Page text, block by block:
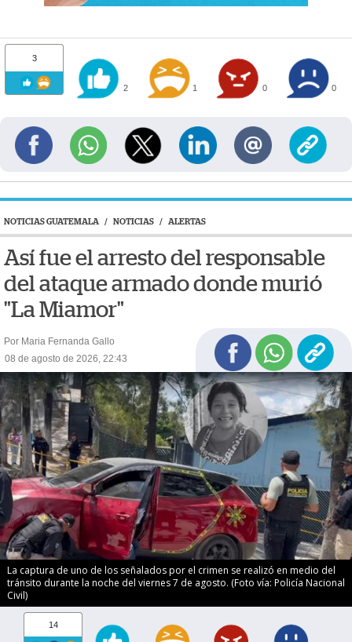
3
2 1 0 0
NOTICIAS GUATEMALA / NOTICIAS / ALERTAS
Así fue el arresto del responsable
del ataque armado donde murió
"La Miamor"
Por Maria Fernanda Gallo
08 de agosto de 2026, 22:43
La captura de uno de los señalados por el crimen se realizó en medio del
tránsito durante la noche del viernes 7 de agosto. (Foto vía: Policía Nacional
Civil)
14